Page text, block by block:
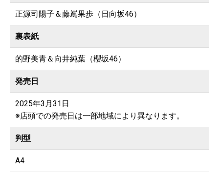
正源司陽子＆藤嶌果歩（日向坂46）
裏表紙
的野美青＆向井純葉（櫻坂46）
発売日
2025年3月31日
※店頭での発売日は一部地域により異なります。
判型
A4